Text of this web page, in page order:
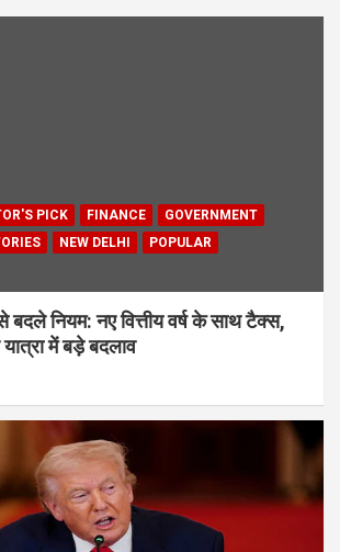
PICK FINANCE
GOVERNMENT
NEW DELHI
POPULAR
नियम: नए वित्तीय वर्ष के साथ टैक्स,
में बड़े बदलाव